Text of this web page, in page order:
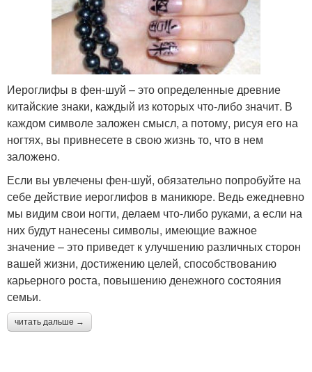
Иероглифы в фен-шуй – это определенные древние
китайские знаки, каждый из которых что-либо значит. В
каждом символе заложен смысл, а потому, рисуя его на
ногтях, вы привнесете в свою жизнь то, что в нем
заложено.
Если вы увлечены фен-шуй, обязательно попробуйте на
себе действие иероглифов в маникюре. Ведь ежедневно
мы видим свои ногти, делаем что-либо руками, а если на
них будут нанесены символы, имеющие важное
значение – это приведет к улучшению различных сторон
вашей жизни, достижению целей, способствованию
карьерного роста, повышению денежного состояния
семьи.
читать дальше →